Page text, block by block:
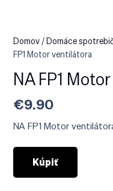
Domov/Domáce
FP1 Motor ventilátora
NA FP1
€9.90
NA FP1 Motor
Kúpiť